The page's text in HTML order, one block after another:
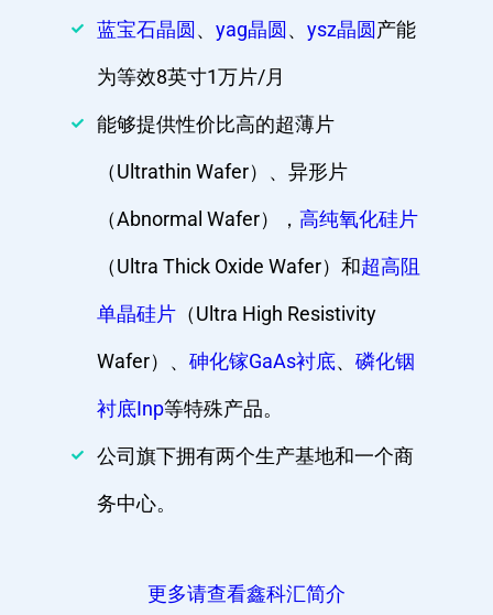
蓝宝石晶圆 、 yag晶圆 、 ysz晶圆 产能
为等效8英寸1万片/月
能够提供性价比高的超薄片
（Ultrathin Wafer）、异形片
（Abnormal Wafer）， 高纯氧化硅片
（Ultra Thick Oxide Wafer）和超高阻
单晶硅片 （Ultra High Resistivity
Wafer）、 砷化镓GaAs衬底、 磷化铟
衬底Inp等特殊产品。
公司旗下拥有两个生产基地和一个商
务中心。
更多请查看鑫科汇简介